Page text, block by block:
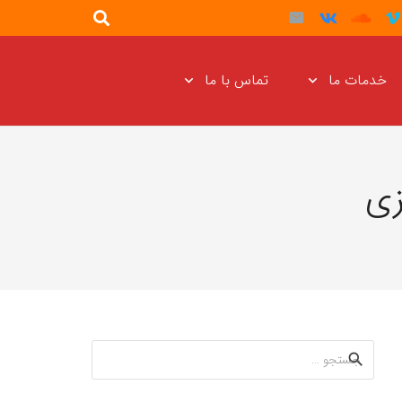
خدمات ما تماس با ما
جستجو
برای: